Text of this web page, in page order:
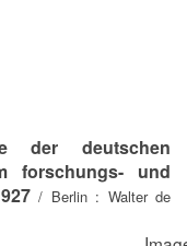
der deutschen
forschungs- und
/ Berlin : Walter de